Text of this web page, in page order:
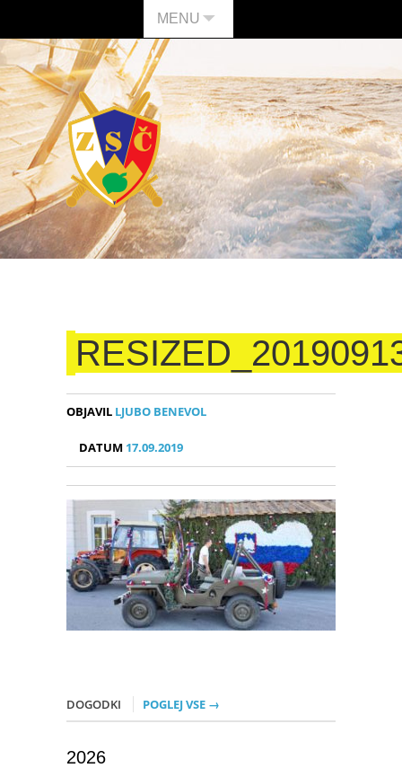
MENU
OBJAVIL LJUBO BENEVOL
DATUM 17.09.2019
DOGODKI POGLEJ VSE →
2026